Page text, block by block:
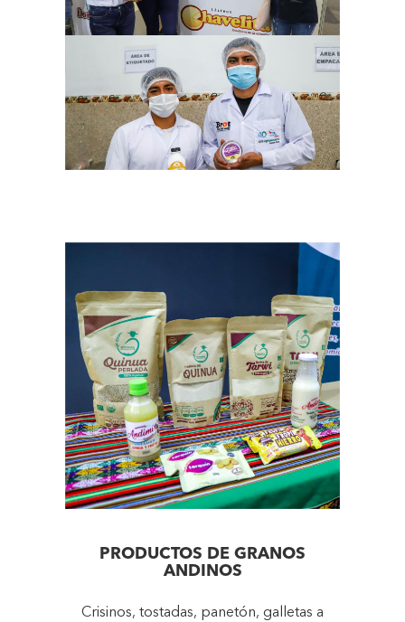
PRODUCTOS DE GRANOS
ANDINOS
Crisinos, tostadas, panetón, galletas a